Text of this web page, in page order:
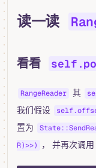
读一读
看看
RangeReader 其
我们假设
置为
R)>>)
， 并再次调用